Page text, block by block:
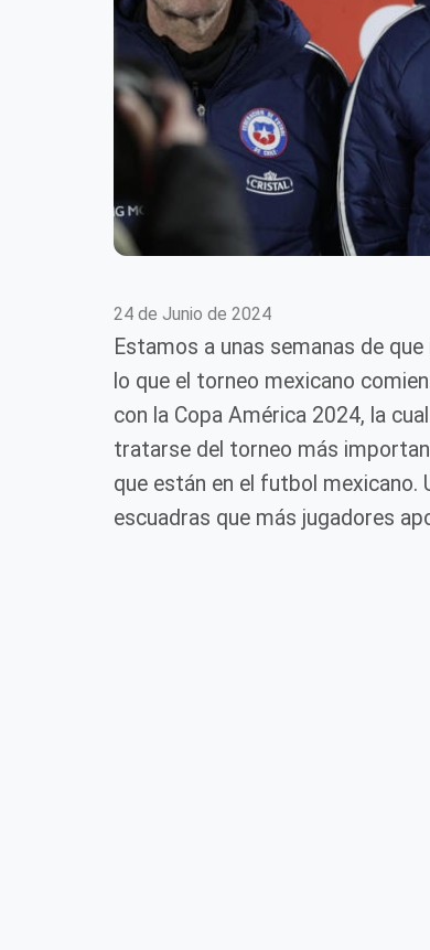
24 de Junio de 2024
Estamos a unas semanas de
lo que el torneo mexicano
con la Copa América 2024, la
tratarse del torneo más
que están en el futbol mexicano.
escuadras que más jugadores